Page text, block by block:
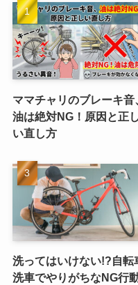
ママチャリのブレーキ音
油は絶対NG！原因と正し
い直し方
洗ってはいけない!?自転
洗車でやりがちなNG行